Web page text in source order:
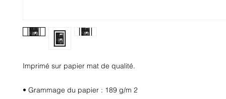
Imprimé sur papier mat de qualité.
• Grammage du papier : 189 g/m 2